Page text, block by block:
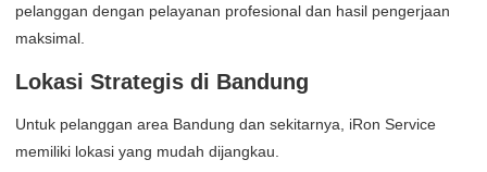
pelanggan dengan pelayanan profesional dan hasil pengerjaan
maksimal.
Lokasi Strategis di Bandung
Untuk pelanggan area Bandung dan sekitarnya, iRon Service
memiliki lokasi yang mudah dijangkau.